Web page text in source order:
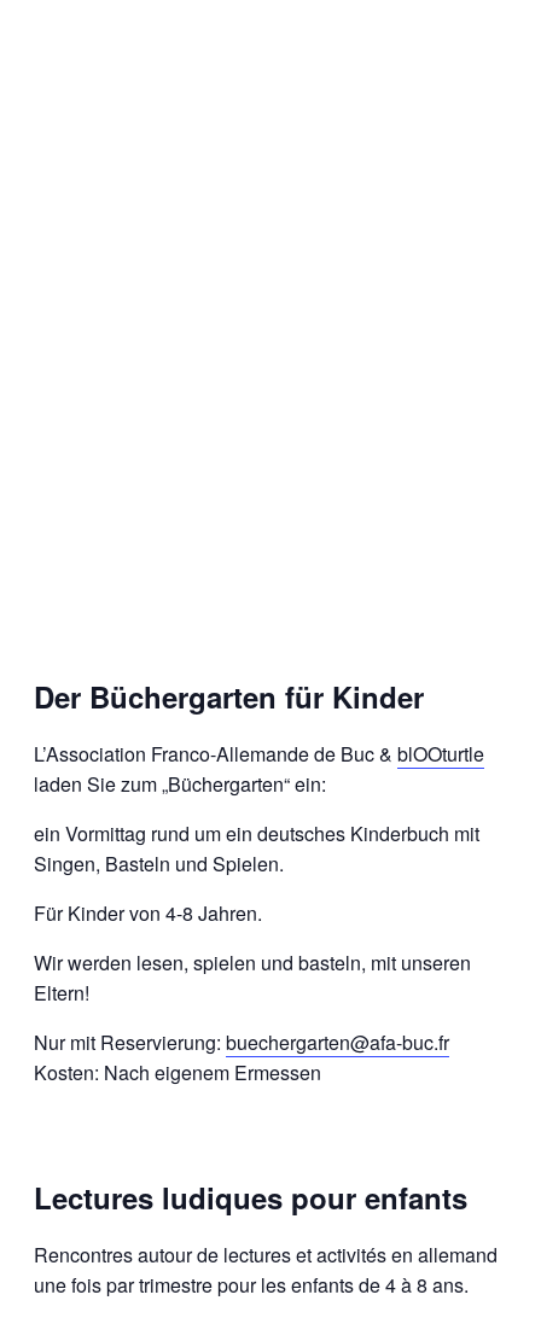
Der Büchergarten für Kinder
L’Association Franco-Allemande de Buc & blOOturtle
laden Sie zum „Büchergarten“ ein:
ein Vormittag rund um ein deutsches Kinderbuch mit
Singen, Basteln und Spielen.
Für Kinder von 4-8 Jahren.
Wir werden lesen, spielen und basteln, mit unseren
Eltern!
Nur mit Reservierung: buechergarten@afa-buc.fr
Kosten: Nach eigenem Ermessen
Lectures ludiques pour enfants
Rencontres autour de lectures et activités en allemand
une fois par trimestre pour les enfants de 4 à 8 ans.